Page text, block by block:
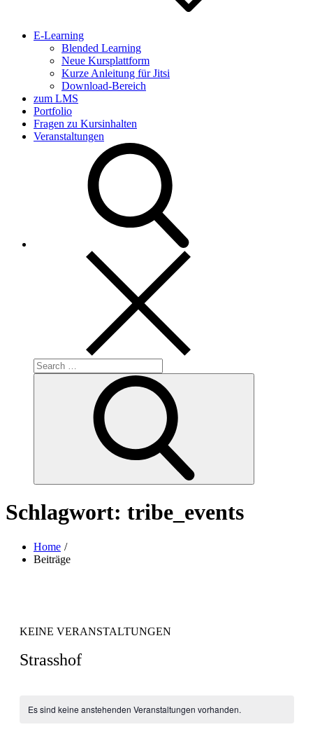
E-Learning
Blended Learning
Neue Kursplattform
Kurze Anleitung für Jitsi
Download-Bereich
zum LMS
Portfolio
Fragen zu Kursinhalten
Veranstaltungen
Search
for:
Schlagwort: tribe_events
Home
Beiträge
KEINE VERANSTALTUNGEN
Strasshof
Es sind keine anstehenden Veranstaltungen vorhanden.